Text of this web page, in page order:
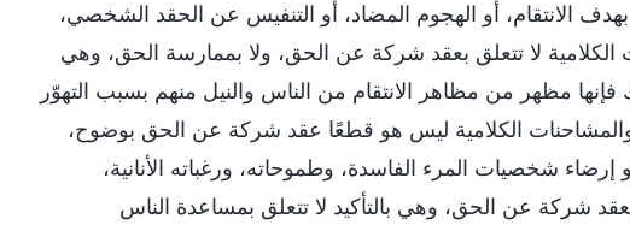
الانتقام، أو الهجوم المضاد، أو التنفيس عن الحقد الشخصي،
لا تتعلق بعقد شركة عن الحق، ولا بممارسة الحق، وهي
مظهر من مظاهر الانتقام من الناس والنيل منهم بسبب التهوّر
الكلامية ليس هو قطعًا عقد شركة عن الحق بوضوح،
شخصيات المرء الفاسدة، وطموحاته، ورغباته الأنانية،
شركة عن الحق، وهي بالتأكيد لا تتعلق بمساعدة الناس